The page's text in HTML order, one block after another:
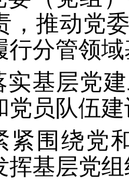
，推动党
行分管领
实基层党
党员队伍
紧围绕党
挥基层党